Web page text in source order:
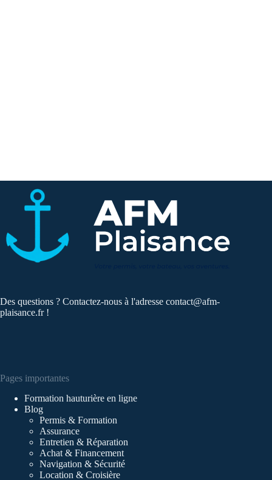
Des questions ? Contactez-nous à l'adresse contact@afm-
plaisance.fr!
Pages importantes
Formation hauturière en ligne
Blog
Permis & Formation
Assurance
Entretien & Réparation
Achat & Financement
Navigation & Sécurité
Location & Croisière